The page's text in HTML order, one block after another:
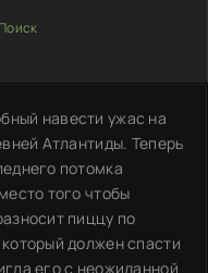
навести ужас на
Атлантиды. Теперь
потомка
того чтобы
пиццу по
должен спасти
его с неожиданной